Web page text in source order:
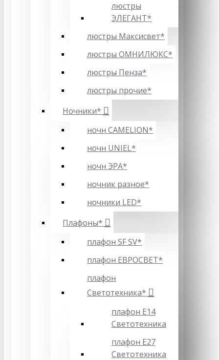
люстры
ЭЛЕГАНТ*
люстры Максисвет*
люстры ОМНИЛЮКС*
люстры Пенза*
люстры прочие*
Ночники*
ночн CAMELION*
ночн UNIEL*
ночн ЭРА*
ночник разное*
ночники LED*
Плафоны*
плафон SF SV*
плафон ЕВРОСВЕТ*
плафон
Светотехника*
плафон Е14
Светотехника
плафон Е27
Светотехника